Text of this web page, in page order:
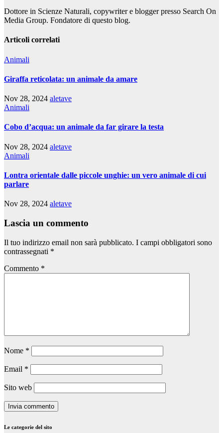
Dottore in Scienze Naturali, copywriter e blogger presso Search On
Media Group. Fondatore di questo blog.
Articoli correlati
Animali
Giraffa reticolata: un animale da amare
Nov 28, 2024 aletave
Animali
Cobo d’acqua: un animale da far girare la testa
Nov 28, 2024 aletave
Animali
Lontra orientale dalle piccole unghie: un vero animale di cui
parlare
Nov 28, 2024 aletave
Lascia un commento
Il tuo indirizzo email non sarà pubblicato. I campi obbligatori sono
contrassegnati *
Commento *
Nome *
Email *
Sito web
Le categorie del sito